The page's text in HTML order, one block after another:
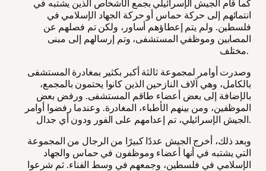
كما قام الجيش الإسرائيلي بجمع الأشخاص الذين يشتبه في
انتمائهم إلى حركة حماس أو حركة الجهاد الإسلامي في
فلسطين. ولم يتم إعطاؤهم أساور، ولكن تم فصلهم عن
المصابين وموظفي المستشفى، وتم إرسالهم إلى مبنى
مختلف.
وصدرت أوامر لمجموعة ثالثة أكبر بكثير بمغادرة المستشفى
بالكامل، وهي آلاف النازحين الذين كانوا يحتمون بالمجمع،
بالإضافة إلى بعض أعضاء طاقم المستشفى. ورفض بعض
الموظفين، ومن بينهم الأطباء، المغادرة. وعندما رفضوا أوامر
الجيش الإسرائيلي، تم إعدامهم على الفور ودون أي جدال.
وبعد ذلك، أخرج الجيش عددًا كبيرًا من الرجال من المجموعة
التي يشتبه في أنها أعضاء وموظفون في حماس والجهاد
الإسلامي في فلسطين، وجمعهم في وسط الفناء. ثم شرعوا